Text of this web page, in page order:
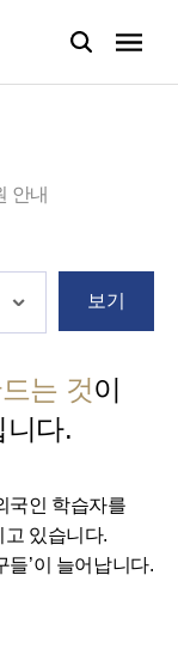
안내
보기
는 것이
니다.
국인 학습자를
있습니다.
들’이 늘어납니다.